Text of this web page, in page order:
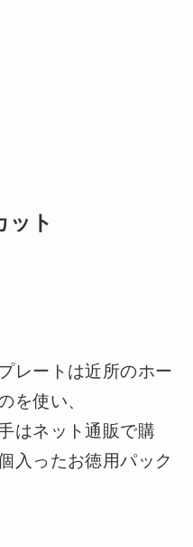
ット
レートは近所のホー
を使い、
はネット通販で購
入ったお徳用パック